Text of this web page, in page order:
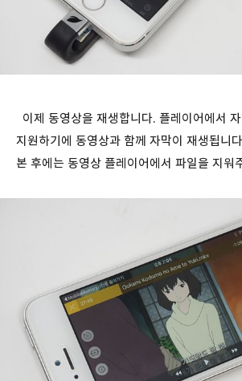
이제 동영상을 재생합니다. 플레이어에서
지원하기에 동영상과 함께 자막이 재생됩니
본 후에는 동영상 플레이어에서 파일을 지워